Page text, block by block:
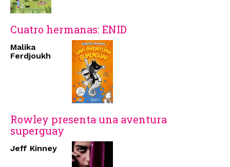
Cuatro hermanas: ENID
Malika
Ferdjoukh
Rowley presenta una aventura
superguay
Jeff Kinney